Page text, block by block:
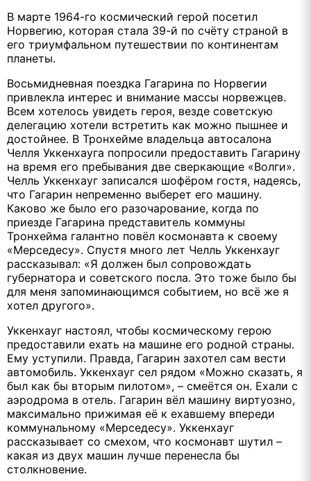
В марте 1964-го космический герой посетил
Норвегию, которая стала 39-й по счёту страной в
его триумфальном путешествии по континентам
планеты.
Восьмидневная поездка Гагарина по Норвегии
привлекла интерес и внимание массы норвежцев.
Всем хотелось увидеть героя, везде советскую
делегацию хотели встретить как можно пышнее и
достойнее. В Тронхейме владельца автосалона
Челля Уккенхауга попросили предоставить Гагарину
на время его пребывания две сверкающие «Волги».
Челль Уккенхауг записался шофёром гостя, надеясь,
что Гагарин непременно выберет его машину.
Каково же было его разочарование, когда по
приезде Гагарина представитель коммуны
Тронхейма галантно повёл космонавта к своему
«Мерседесу». Спустя много лет Челль Уккенхауг
рассказывал: «Я должен был сопровождать
губернатора и советского посла. Это тоже было бы
для меня запоминающимся событием, но всё же я
хотел другого».
Уккенхауг настоял, чтобы космическому герою
предоставили ехать на машине его родной страны.
Ему уступили. Правда, Гагарин захотел сам вести
автомобиль. Уккенхауг сел рядом «Можно сказать, я
был как бы вторым пилотом», – смеётся он. Ехали с
аэродрома в отель. Гагарин вёл машину виртуозно,
максимально прижимая её к ехавшему впереди
коммунальному «Мерседесу». Уккенхауг
рассказывает со смехом, что космонавт шутил –
какая из двух машин лучше перенесла бы
столкновение.